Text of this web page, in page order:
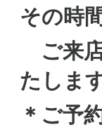
その時
ご来
たします
＊ご予